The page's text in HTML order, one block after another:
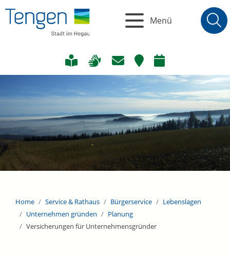
Menü
Home Service & Rathaus Bürgerservice
Lebenslagen
Unternehmen gründen
Planung
Versicherungen für Unternehmensgründer